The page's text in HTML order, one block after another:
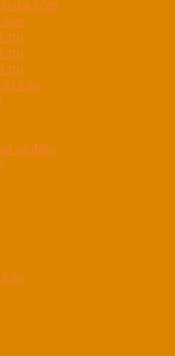
dài 20m
sơn
trụ
trụ
trụ
kéo
và điện